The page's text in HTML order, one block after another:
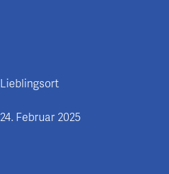
Lieblingsort
24. Februar 2025